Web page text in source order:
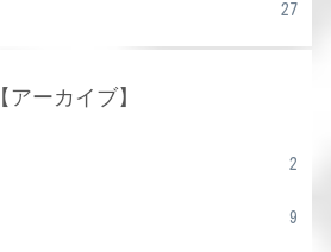
27
【アーカイブ】
2
9